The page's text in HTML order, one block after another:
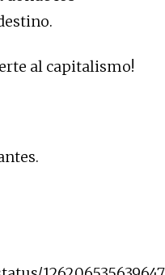
al capitalismo!